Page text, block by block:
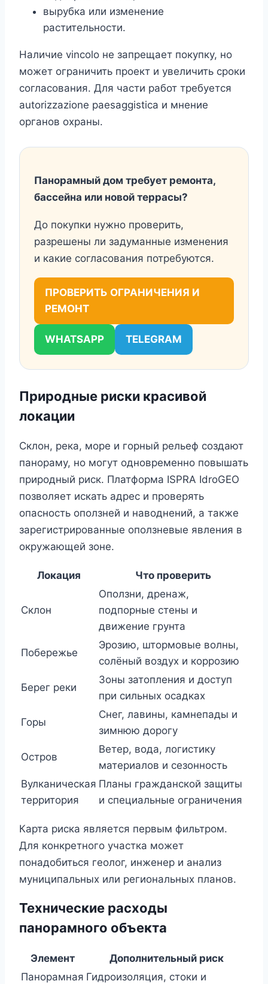
вырубка или изменение
растительности.
Наличие vincolo не запрещает покупку, но
может ограничить проект и увеличить сроки
согласования. Для части работ требуется
autorizzazione paesaggistica и мнение
органов охраны.
Панорамный дом требует ремонта,
бассейна или новой террасы?
До покупки нужно проверить,
разрешены ли задуманные изменения
и какие согласования потребуются.
ПРОВЕРИТЬ ОГРАНИЧЕНИЯ И
РЕМОНТ
WHATSAPP TELEGRAM
Природные риски красивой
локации
Склон, река, море и горный рельеф создают
панораму, но могут одновременно повышать
природный риск. Платформа ISPRA IdroGEO
позволяет искать адрес и проверять
опасность оползней и наводнений, а также
зарегистрированные оползневые явления в
окружающей зоне.
Локация Что проверить
Склон
Оползни, дренаж,
подпорные стены и
движение грунта
Побережье
Эрозию, штормовые волны,
солёный воздух и коррозию
Берег реки
Зоны затопления и доступ
при сильных осадках
Горы
Снег, лавины, камнепады и
зимнюю дорогу
Остров
Ветер, вода, логистику
материалов и сезонность
Вулканическая
территория
Планы гражданской защиты
и специальные ограничения
Карта риска является первым фильтром.
Для конкретного участка может
понадобиться геолог, инженер и анализ
муниципальных или региональных планов.
Технические расходы
панорамного объекта
Элемент
Дополнительный риск
Панорамная Гидроизоляция, стоки и